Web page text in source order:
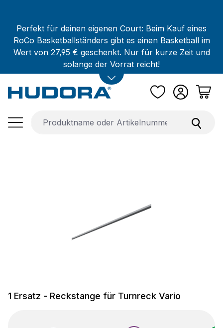
Perfekt für deinen eigenen Court: Beim Kauf eines
RoCo Basketballständers gibt es einen Basketball im
Wert von 27,95 € geschenkt. Nur für kurze Zeit und
solange der Vorrat reicht!
1 Ersatz - Reckstange für Turnreck Vario